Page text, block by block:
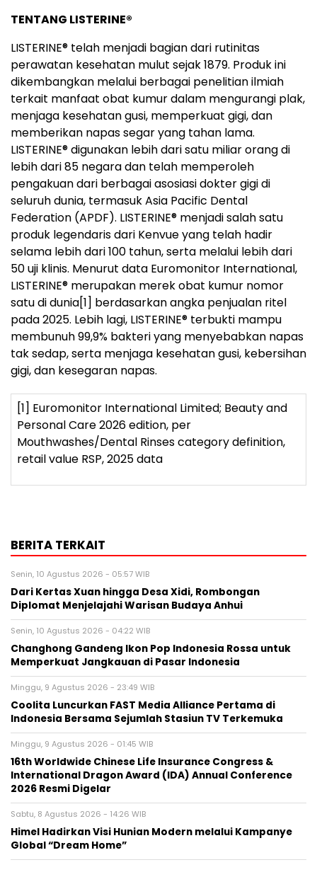
TENTANG LISTERINE®
LISTERINE® telah menjadi bagian dari rutinitas
perawatan kesehatan mulut sejak 1879. Produk ini
dikembangkan melalui berbagai penelitian ilmiah
terkait manfaat obat kumur dalam mengurangi plak,
menjaga kesehatan gusi, memperkuat gigi, dan
memberikan napas segar yang tahan lama.
LISTERINE® digunakan lebih dari satu miliar orang di
lebih dari 85 negara dan telah memperoleh
pengakuan dari berbagai asosiasi dokter gigi di
seluruh dunia, termasuk Asia Pacific Dental
Federation (APDF). LISTERINE® menjadi salah satu
produk legendaris dari Kenvue yang telah hadir
selama lebih dari 100 tahun, serta melalui lebih dari
50 uji klinis. Menurut data Euromonitor International,
LISTERINE® merupakan merek obat kumur nomor
satu di dunia[1] berdasarkan angka penjualan ritel
pada 2025. Lebih lagi, LISTERINE® terbukti mampu
membunuh 99,9% bakteri yang menyebabkan napas
tak sedap, serta menjaga kesehatan gusi, kebersihan
gigi, dan kesegaran napas.
[1] Euromonitor International Limited; Beauty and
Personal Care 2026 edition, per
Mouthwashes/Dental Rinses category definition,
retail value RSP, 2025 data
BERITA TERKAIT
Senin, 10 Agustus 2026 - 05:57 WIB
Dari Kertas Xuan hingga Desa Xidi, Rombongan
Diplomat Menjelajahi Warisan Budaya Anhui
Senin, 10 Agustus 2026 - 04:22 WIB
Changhong Gandeng Ikon Pop Indonesia Rossa untuk
Memperkuat Jangkauan di Pasar Indonesia
Minggu, 9 Agustus 2026 - 23:49 WIB
Coolita Luncurkan FAST Media Alliance Pertama di
Indonesia Bersama Sejumlah Stasiun TV Terkemuka
Minggu, 9 Agustus 2026 - 01:45 WIB
16th Worldwide Chinese Life Insurance Congress &
International Dragon Award (IDA) Annual Conference
2026 Resmi Digelar
Sabtu, 8 Agustus 2026 - 14:26 WIB
Himel Hadirkan Visi Hunian Modern melalui Kampanye
Global “Dream Home”